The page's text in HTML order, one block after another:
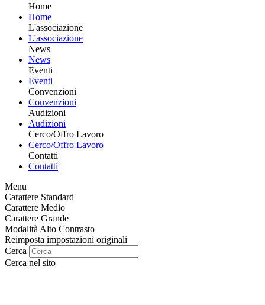
Home
Home
L'associazione
L'associazione
News
News
Eventi
Eventi
Convenzioni
Convenzioni
Audizioni
Audizioni
Cerco/Offro Lavoro
Cerco/Offro Lavoro
Contatti
Contatti
Menu
Carattere Standard
Carattere Medio
Carattere Grande
Modalità Alto Contrasto
Reimposta impostazioni originali
Cerca
Cerca nel sito